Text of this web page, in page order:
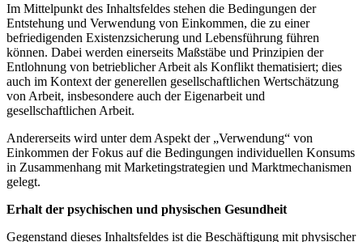
Im Mittelpunkt des Inhaltsfeldes stehen die Bedingungen der
Entstehung und Verwendung von Einkommen, die zu einer
befriedigenden Existenzsicherung und Lebensführung führen
können. Dabei werden einerseits Maßstäbe und Prinzipien der
Entlohnung von betrieblicher Arbeit als Konflikt thematisiert; dies
auch im Kontext der generellen gesellschaftlichen Wertschätzung
von Arbeit, insbesondere auch der Eigenarbeit und
gesellschaftlichen Arbeit.
Andererseits wird unter dem Aspekt der „Verwendung“ von
Einkommen der Fokus auf die Bedingungen individuellen Konsums
in Zusammenhang mit Marketingstrategien und Marktmechanismen
gelegt.
Erhalt der psychischen und physischen Gesundheit
Gegenstand dieses Inhaltsfeldes ist die Beschäftigung mit physischer